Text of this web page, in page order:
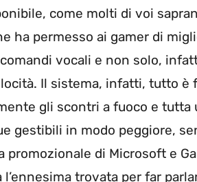
come molti di voi
ha permesso ai gamer di
vocali e non solo,
Il sistema, infatti, tutto è
gli scontri a fuoco e tutta
gestibili in modo peggiore,
promozionale di Microsoft e
trovata per far